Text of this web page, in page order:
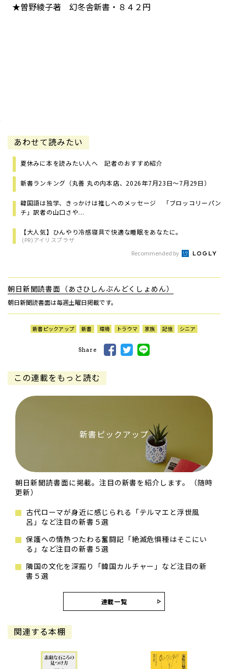
★曽野綾子著 幻冬舎新書・８４２円
あわせて読みたい
夏休みに本を読みたい人へ 記者のおすすめ紹介
新書ランキング（丸善 丸の内本店、2026年7月23日～7月29日）
韓国語は独学、きっかけは推しへのメッセージ 「ブロッコリーパン
チ」訳者の山口さや...
【大人気】ひんやり冷感寝具で快適な睡眠をあなたに。
(PR)アイリスプラザ
Recommended by
朝日新聞読書面（あさひしんぶんどくしょめん）
朝日新聞読書面は毎週土曜日掲載です。
新書ピックアップ 新書 環境 トラウマ 家族 記憶 シニア
Share
この連載をもっと読む
新書ピックアップ
朝日新聞読書面に掲載。注目の新書を紹介します。（随時
更新）
古代ローマが身近に感じられる「テルマエと浮世風
呂」など注目の新書５選
保護への情熱つたわる奮闘記「絶滅危惧種はそこにい
る」など注目の新書５選
隣国の文化を深掘り「韓国カルチャー」など注目の新
書５選
連載一覧
関連する本棚